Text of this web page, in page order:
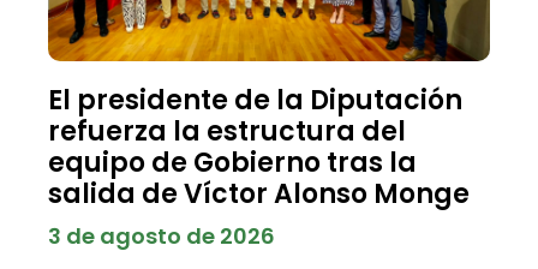
El presidente de la Diputación
refuerza la estructura del
equipo de Gobierno tras la
salida de Víctor Alonso Monge
3 de agosto de 2026